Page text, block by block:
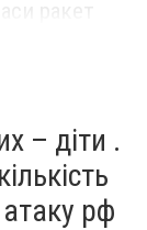
– діти .
рф